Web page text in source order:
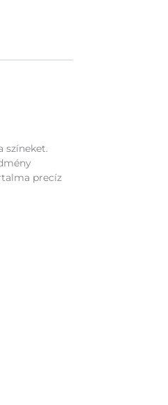
színeket.
precíz